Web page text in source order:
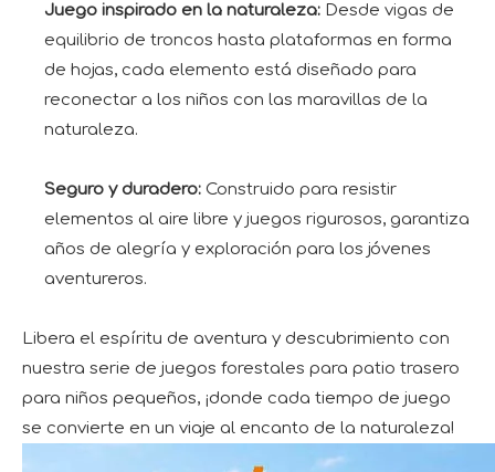
Juego inspirado en la naturaleza: Desde vigas de
equilibrio de troncos hasta plataformas en forma
de hojas, cada elemento está diseñado para
reconectar a los niños con las maravillas de la
naturaleza.
Seguro y duradero: Construido para resistir
elementos al aire libre y juegos rigurosos, garantiza
años de alegría y exploración para los jóvenes
aventureros.
Libera el espíritu de aventura y descubrimiento con
nuestra serie de juegos forestales para patio trasero
para niños pequeños, ¡donde cada tiempo de juego
se convierte en un viaje al encanto de la naturaleza!